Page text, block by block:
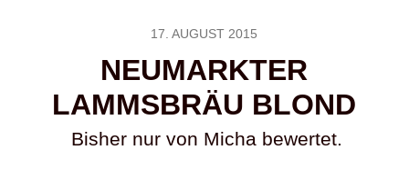
17. AUGUST 2015
NEUMARKTER
LAMMSBRÄU BLOND
Bisher nur von Micha bewertet.